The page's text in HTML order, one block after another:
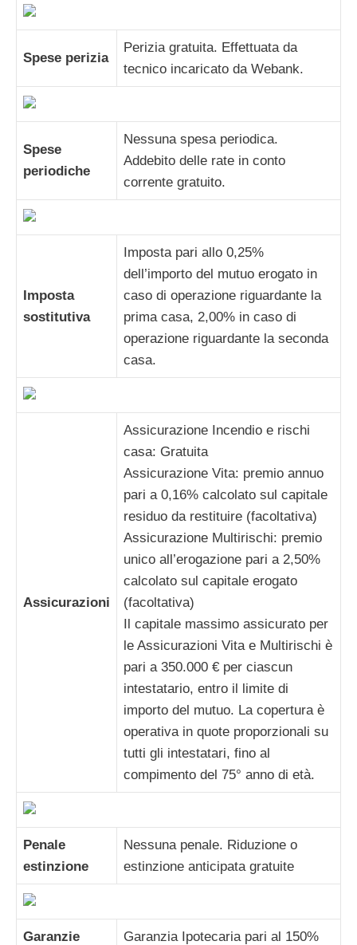
Spese perizia
Perizia gratuita. Effettuata da
tecnico incaricato da Webank.
Spese
periodiche
Nessuna spesa periodica.
Addebito delle rate in conto
corrente gratuito.
Imposta
sostitutiva
Imposta pari allo 0,25%
dell’importo del mutuo erogato in
caso di operazione riguardante la
prima casa, 2,00% in caso di
operazione riguardante la seconda
casa.
Assicurazioni
Assicurazione Incendio e rischi
casa: Gratuita
Assicurazione Vita: premio annuo
pari a 0,16% calcolato sul capitale
residuo da restituire (facoltativa)
Assicurazione Multirischi: premio
unico all’erogazione pari a 2,50%
calcolato sul capitale erogato
(facoltativa)
Il capitale massimo assicurato per
le Assicurazioni Vita e Multirischi è
pari a 350.000 € per ciascun
intestatario, entro il limite di
importo del mutuo. La copertura è
operativa in quote proporzionali su
tutti gli intestatari, fino al
compimento del 75° anno di età.
Penale
estinzione
Nessuna penale. Riduzione o
estinzione anticipata gratuite
Garanzie
Garanzia Ipotecaria pari al 150%